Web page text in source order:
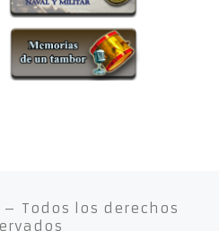
– Todos los derechos